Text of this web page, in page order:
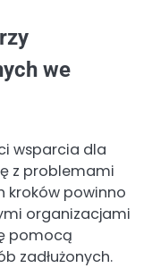
we
wsparcia dla
z problemami
kroków powinno
organizacjami
pomocą
zadłużonych.